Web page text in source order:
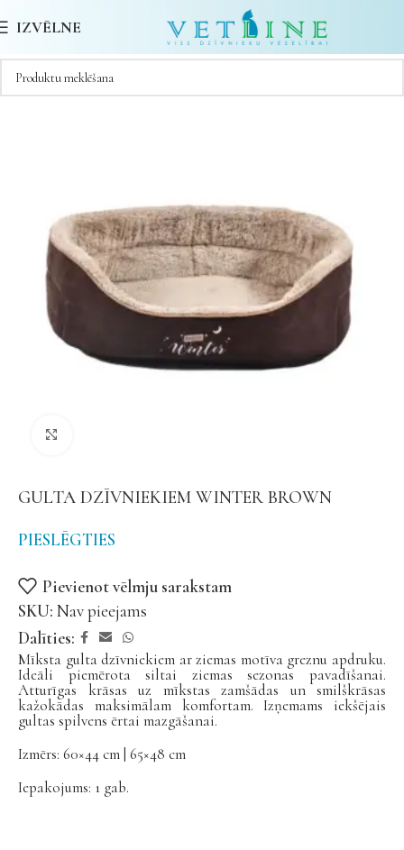
IZVĒLNE
GULTA DZĪVNIEKIEM WINTER BROWN
PIESLĒGTIES
Pievienot vēlmju sarakstam
SKU: Nav pieejams
Dalīties:
Mīksta gulta dzīvniekiem ar ziemas motīva greznu apdruku.
Ideāli piemērota siltai ziemas sezonas pavadīšanai.
Atturīgas krāsas uz mīkstas zamšādas un smilškrāsas
kažokādas maksimālam komfortam. Izņemams iekšējais
gultas spilvens ērtai mazgāšanai.
Izmērs: 60×44 cm | 65×48 cm
Iepakojums: 1 gab.